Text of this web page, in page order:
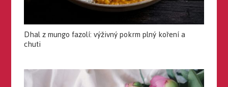
Dhal z mungo fazolí: výživný pokrm plný koření a
chuti